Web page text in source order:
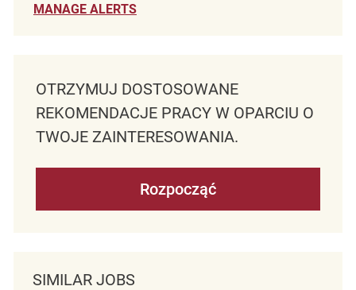
MANAGE ALERTS
OTRZYMUJ DOSTOSOWANE
REKOMENDACJE PRACY W OPARCIU O
TWOJE ZAINTERESOWANIA.
Rozpocząć
SIMILAR JOBS